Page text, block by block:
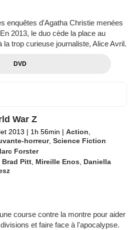
enquêtes d'Agatha Christie menées
2013, le duo cède la place au
trop curieuse journaliste, Alice Avril.
DVD
War Z
2013 | 1h 56min | Action
horreur,Science Fiction
Forster
Brad Pitt Mireille Enos
Daniella
course contre la montre pour aider
et faire face à l'apocalypse.